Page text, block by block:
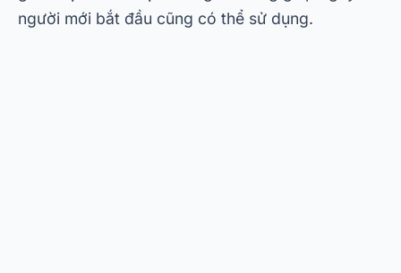
cho con em mình.